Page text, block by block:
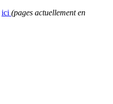
ici (pages actuellement en